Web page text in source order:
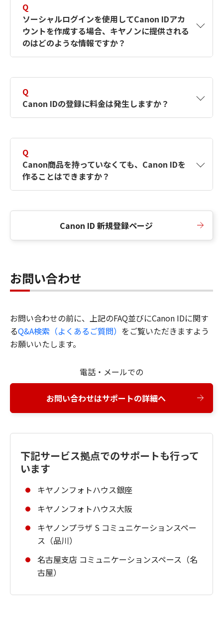
す。詳しい作成方法は【カメラ】Canon IDとは
何ですか？Canon IDの作成方法は？をご確認く
ださい。
Q
ソーシャルログインを使用してCanon IDアカ
ウントを作成する場合、キヤノンに提供される
のはどのような情報ですか？
択したサービスから取得します。アカウントを
簡単に作成できるように、この情報を使用して
Canon IDの登録フォームを入力します。
Q
Canon IDの登録に料金は発生しますか？
Q
Canon商品を持っていなくても、Canon IDを
作ることはできますか？
Canon ID 新規登録ページ
お問い合わせ
お問い合わせの前に、上記のFAQ並びにCanon IDに関す
るQ&A検索（よくあるご質問） をご覧いただきますよう
お願いいたします。
電話・メールでの
お問い合わせはサポートの詳細へ
下記サービス拠点でのサポートも行って
います
キヤノンフォトハウス銀座
キヤノンフォトハウス大阪
キヤノンプラザ S コミュニケーションスペー
ス（品川）
名古屋支店 コミュニケーションスペース（名
古屋）